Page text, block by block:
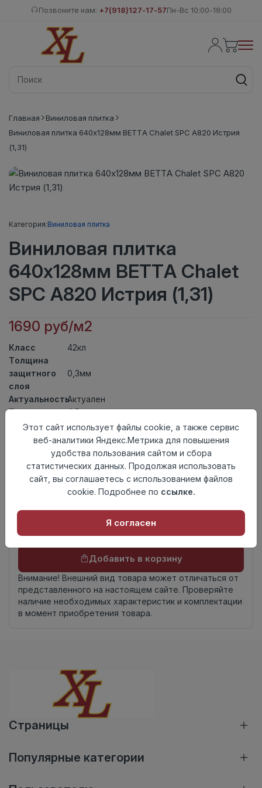
Позвоните нам: +7(918)127-17-57Пн-Вс 10:00-19:00
Главная
Виниловая плитка
Виниловая плитка 640x128мм BETTA Chalet SPC A820 Истрия
(1,31)
Категория:Виниловая плитка
Виниловая плитка
640x128мм BETTA Chalet
SPC A820 Истрия (1,31)
1690 руб/м2
Класс
42кл
Толщина
защитного
слоя
0,3мм
АктуальностьАктуален
Толщина
4,5мм
Размер
доски
640x128мм
Теплый пол
до +27 градусов
Способ
укладки
Замковый метод
4V
происхождения
Китай
Осталось114 упак
Добавить в корзину
Внимание! Внешний вид товара может отличаться от
представленного на настоящем сайте. Проверяйте
наличие необходимых характеристик и комплектации
в момент приобретения товара.
Страницы
Популярные категории
Этот сайт использует файлы cookie, а также сервис
веб-аналитики Яндекс.Метрика для повышения
удобства пользования сайтом и сбора
статистических данных. Продолжая использовать
сайт, вы соглашаетесь с использованием файлов
cookie. Подробнее по ссылке.
Я согласен